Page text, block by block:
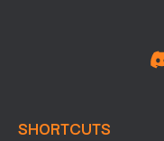
SHORTCUTS